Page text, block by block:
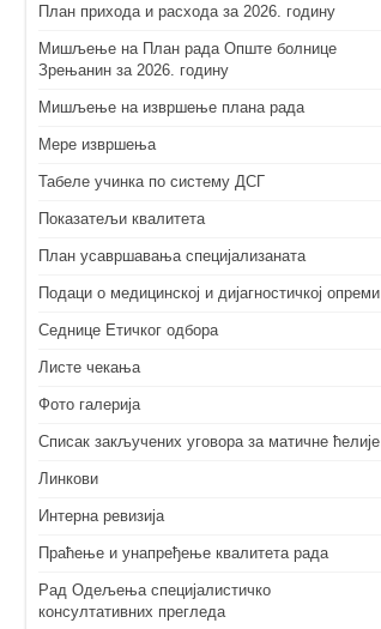
План прихода и расхода за 2026. годину
Мишљење на План рада Опште болнице
Зрењанин за 2026. годину
Мишљење на извршење плана рада
Мере извршења
Табеле учинка по систему ДСГ
Показатељи квалитета
План усавршавања специјализаната
Подаци о медицинској и дијагностичкој опреми
Седнице Етичког одбора
Листе чекања
Фото галерија
Списак закључених уговора за матичне ћелије
Линкови
Интерна ревизија
Праћење и унапређење квалитета рада
Рад Одељења специјалистичко
консултативних прегледа